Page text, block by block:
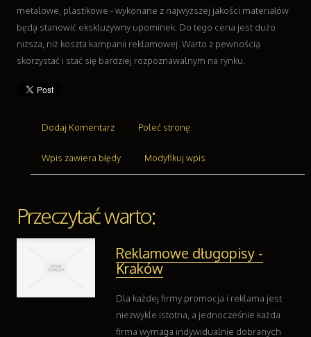
Transport
Części Samochodowe
Wynajem
Usługi Motoryzacyjne
Materiały Reklamowe
Zajęcia Sportowe i Rekreacyjne
Informatyczne
Restauracje, Catering
Fotografia
Adwokaci, Porady Prawne
Ślub i Wesele
metalowe, plastikowe - wykonane z najwyższej jakości materiałów
będą stanowić ekskluzywny upominek. Do tego cena jest dużo
niższa, niż koszta kampanii reklamowej. Warto z pewnością
skorzystać i stać się bardziej rozpoznawalnym na rynku.
Dodaj Komentarz Poleć stronę
Wpis zawiera błędy Modyfikuj wpis
Przeczytać warto:
Reklamowe długopisy -
Kraków
Dla każdej firmy promocja i reklama jest
niezwykle istotna, a jednocześnie każda
firma wymaga indywidualnie dobranych